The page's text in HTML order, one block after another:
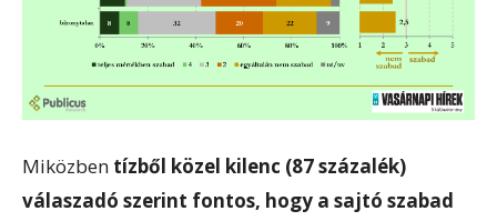
Miközben tízből közel kilenc (87 százalék)
válaszadó szerint fontos, hogy a sajtó szabad